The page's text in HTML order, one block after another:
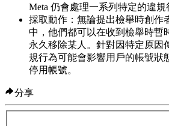
Meta 仍會處理一系列特定的違規
採取動作 ：無論提出檢舉時創
中，他們都可以在收到檢舉時暫
永久移除某人。針對因特定原因
規行為可能會影響用戶的帳號狀
停用帳號。
分享